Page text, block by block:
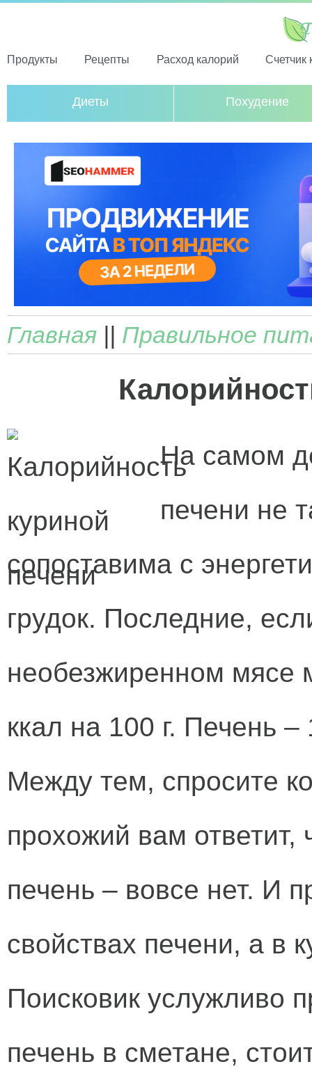
Продукты Рецепты Расход калорий Счетчик
Диеты Похудение
Главная || Правильное
На самом
печени не
сопоставима с
грудок. Последние,
необезжиренном мясе
ккал на 100 г. Печень –
Между тем, спросите
прохожий вам ответит,
печень – вовсе нет. И
свойствах печени, а в
Поисковик услужливо
печень в сметане,